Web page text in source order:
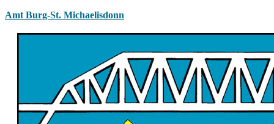
Amt Burg-St. Michaelisdonn